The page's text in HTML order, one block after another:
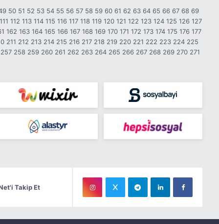
50 51 52 53 54 55 56 57 58 59 60 61 62 63 64 65 66 67 68 69
111 112 113 114 115 116 117 118 119 120 121 122 123 124 125 126 127
162 163 164 165 166 167 168 169 170 171 172 173 174 175 176 177
211 212 213 214 215 216 217 218 219 220 221 222 223 224 225
257 258 259 260 261 262 263 264 265 266 267 268 269 270 271
Takip Et